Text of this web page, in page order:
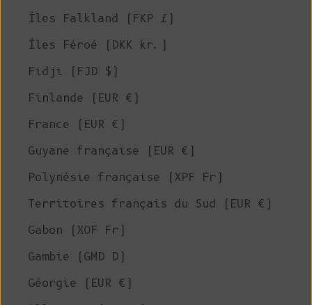
Îles Falkland (FKP £)
Îles Féroé (DKK kr.)
Fidji (FJD $)
Finlande (EUR €)
France (EUR €)
Guyane française (EUR €)
Polynésie française (XPF Fr)
Territoires français du Sud (EUR €)
Gabon (XOF Fr)
Gambie (GMD D)
Géorgie (EUR €)